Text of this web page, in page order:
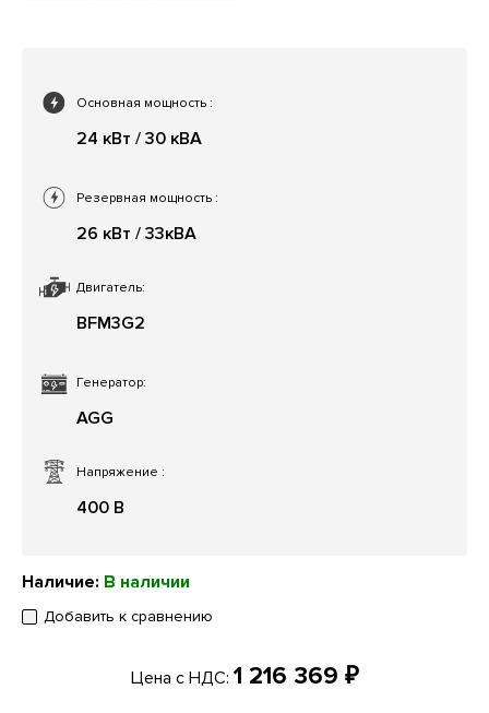
Основная мощность :
24 кВт / 30 кВА
Двигатель:
BFM3G2
Напряжение :
400 В
Резервная мощность :
26 кВт / 33кВА
Генератор:
AGG
Наличие: В наличии
Добавить к сравнению
Цена с НДС: 1 216 369 ₽